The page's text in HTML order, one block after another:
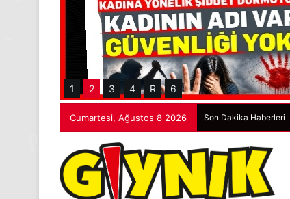
1 2 3 4 R 6
Cumartesi, Ağustos 8 2026 Son Dakika Haberleri